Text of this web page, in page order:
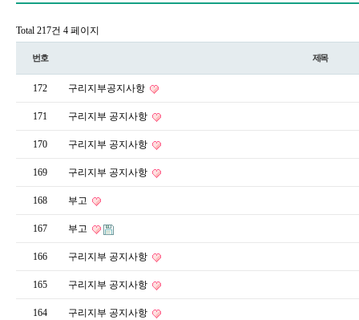
Total 217건 4 페이지
번호 제목
172 구리지부공지사항
171 구리지부 공지사항
170 구리지부 공지사항
169 구리지부 공지사항
168 부고
167 부고
166 구리지부 공지사항
165 구리지부 공지사항
164 구리지부 공지사항